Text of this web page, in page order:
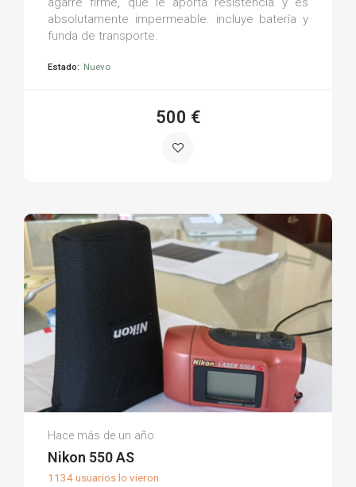
absolutamente impermeable. incluye batería y
funda de transporte.
Estado: Nuevo
500 €
Francisco Javier S.
Hace más de un año
Nikon 550 AS
1134 usuarios lo vieron